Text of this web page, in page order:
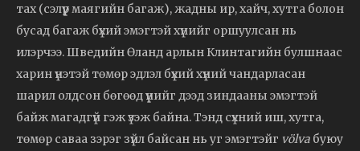
тах (сэлүүр маягийн багаж), жадны ир, хайч, хутга болон
бусад багаж бүхий эмэгтэй хүнийг оршуулсан нь
илэрчээ. Шведийн Өланд арлын Клинтагийн булшнаас
харин үнэтэй төмөр эдлэл бүхий хүний чандарласан
шарил олдсон бөгөөд үүнийг дээд зиндааны эмэгтэй
байж магадгүй гэж үзэж байна. Тэнд сүхний иш, хутга,
төмөр саваа зэрэг зүйл байсан нь уг эмэгтэйг völva буюу